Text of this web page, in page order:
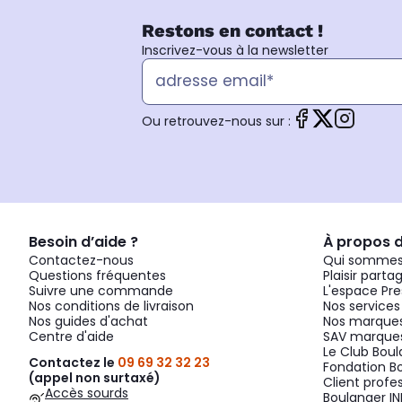
Restons en contact !
Inscrivez-vous à la newsletter
Ou retrouvez-nous sur :
Besoin d’aide ?
Contactez-nous
Questions fréquentes
Suivre une commande
Nos conditions de livraison
Nos guides d'achat
Centre d'aide
Contactez le 09 69 32 32 23
(appel non surtaxé)
Accès sourds
À propos
Qui
Plaisir
L'espace
Nos services
Nos
SAV
Le Club
Fondation
Client
Boulanger